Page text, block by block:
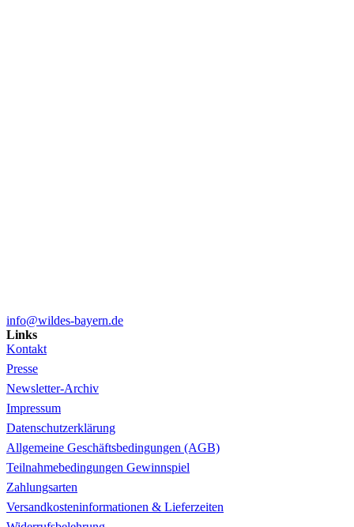
info@wildes-bayern.de
Links
Kontakt
Presse
Newsletter-Archiv
Impressum
Datenschutzerklärung
Allgemeine Geschäftsbedingungen (AGB)
Teilnahmebedingungen Gewinnspiel
Zahlungsarten
Versandkosteninformationen & Lieferzeiten